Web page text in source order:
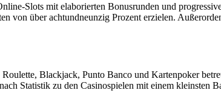
Slots mit elaborierten Bonusrunden und
von über achtundneunzig Prozent erzielen.
Blackjack, Punto Banco und Kartenpoker
Statistik zu den Casinospielen mit einem